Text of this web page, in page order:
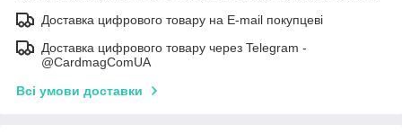
Доставка цифрового товару на E-mail покупцеві
Доставка цифрового товару через Telegram -
@CardmagComUA
Всі умови доставки